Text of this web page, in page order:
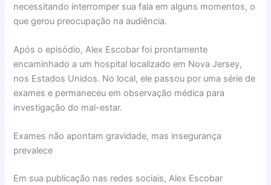
necessitando interromper sua fala em alguns momentos, o
que gerou preocupação na audiência.
Após o episódio, Alex Escobar foi prontamente
encaminhado a um hospital localizado em Nova Jersey,
nos Estados Unidos. No local, ele passou por uma série de
exames e permaneceu em observação médica para
investigação do mal-estar.
Exames não apontam gravidade, mas insegurança
prevalece
Em sua publicação nas redes sociais, Alex Escobar